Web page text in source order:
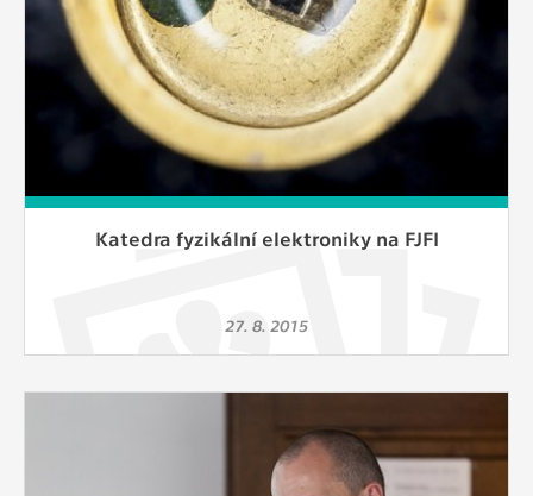
Katedra fyzikální elektroniky na FJFI
27. 8. 2015